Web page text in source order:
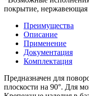
покрытие, нержавеющая
Преимущества
Описание
Применение
Документация
Комплектация
Предназначен для
плоскости на 90°. Для